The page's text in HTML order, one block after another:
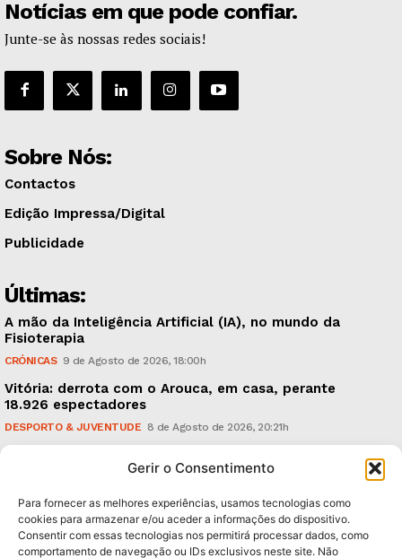
Gerir o Consentimento
Para fornecer as melhores experiências, usamos tecnologias como
cookies para armazenar e/ou aceder a informações do dispositivo.
Consentir com essas tecnologias nos permitirá processar dados, como
comportamento de navegação ou IDs exclusivos neste site. Não
Notícias em que pode confiar.
Junte-se às nossas redes sociais!
Sobre Nós:
Contactos
Edição Impressa/Digital
Publicidade
Últimas:
A mão da Inteligência Artificial (IA), no mundo da
Fisioterapia
CRÓNICAS 9 de Agosto de 2026, 18:00h
Vitória: derrota com o Arouca, em casa, perante
18.926 espectadores
DESPORTO & JUVENTUDE 8 de Agosto de 2026, 20:21h
Sonus Art Fest: o epicentro da música emergente em
Subscreva Newsletter: